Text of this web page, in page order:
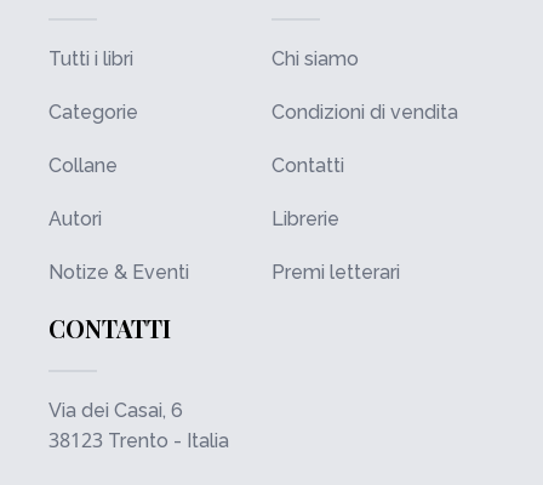
Tutti i libri
Categorie
Collane
Autori
Notize & Eventi
Chi siamo
Condizioni di vendita
Contatti
Librerie
Premi letterari
CONTATTI
Via dei Casai, 6
38123 Trento - Italia